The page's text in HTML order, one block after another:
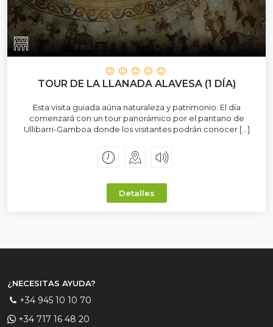
TOUR DE LA LLANADA ALAVESA (1 DÍA)
Esta visita guiada aúna naturaleza y patrimonio. El día
comenzará con un tour panorámico por el pantano de
Ullibarri-Gamboa donde los visitantes podrán conocer […]
Detalles
¿NECESITAS AYUDA?
+34 945 10 10 70
+34 717 16 48 20